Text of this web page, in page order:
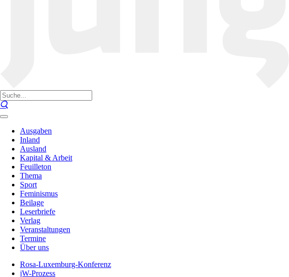
Ausgaben
Inland
Ausland
Kapital & Arbeit
Feuilleton
Thema
Sport
Feminismus
Beilage
Leserbriefe
Verlag
Veranstaltungen
Termine
Über uns
Rosa-Luxemburg-Konferenz
jW-Prozess